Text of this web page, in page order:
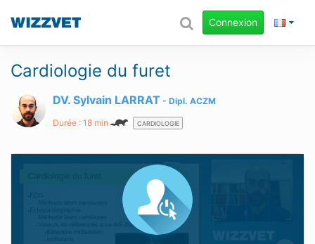
Connexion
Cardiologie du furet
DV. Sylvain LARRAT Dipl. ACZM
Durée : 18 min CARDIOLOGIE